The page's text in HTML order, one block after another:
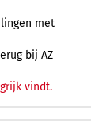
met
bij AZ
vindt.